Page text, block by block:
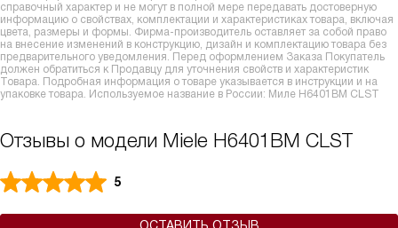
справочный характер и не могут в полной мере передавать достоверную
информацию о свойствах, комплектации и характеристиках товара, включая
цвета, размеры и формы. Фирма-производитель оставляет за собой право
на внесение изменений в конструкцию, дизайн и комплектацию товара без
предварительного уведомления. Перед оформлением Заказа Покупатель
должен обратиться к Продавцу для уточнения свойств и характеристик
Товара. Подробная информация о товаре указывается в инструкции и на
упаковке товара. Используемое название в России: Миле H6401BM CLST
Отзывы о модели Miele H6401BM CLST
5